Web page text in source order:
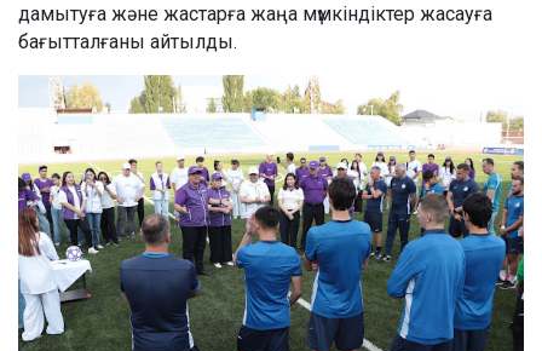
дамытуға және жастарға жаңа мүмкіндіктер жасауға
бағытталғаны айтылды.